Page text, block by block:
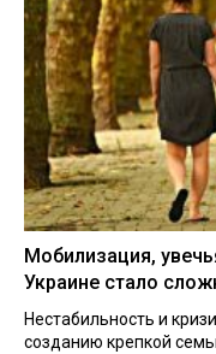
Мобилизация,
Украине стало
Нестабильность и
созданию крепкой